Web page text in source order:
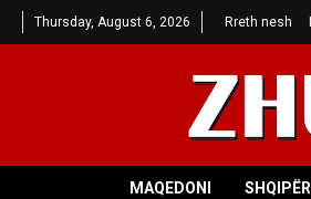
Thursday, August 6, 2026 Rreth nesh
MAQEDONI SHQIPËRI